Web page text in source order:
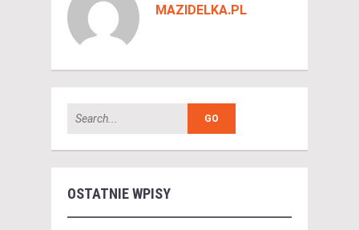
MAZIDELKA.PL
OSTATNIE WPISY